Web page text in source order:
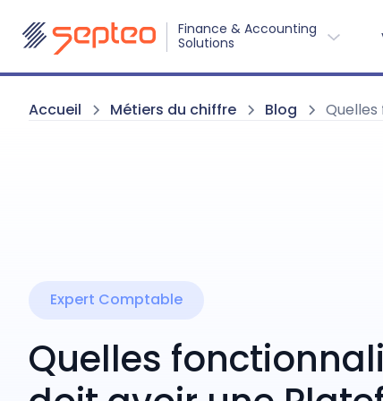
Finance & Accounting
Solutions
Accueil Métiers du chiffre Blog
Expert Comptable
Quelles